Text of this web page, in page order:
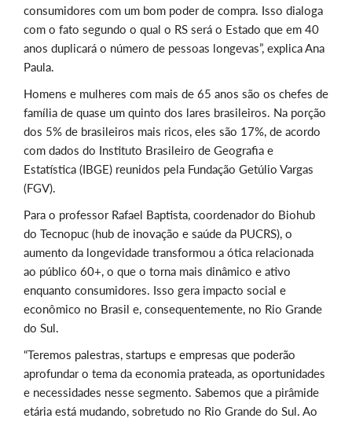
consumidores com um bom poder de compra. Isso dialoga
com o fato segundo o qual o RS será o Estado que em 40
anos duplicará o número de pessoas longevas”, explica Ana
Paula.
Homens e mulheres com mais de 65 anos são os chefes de
família de quase um quinto dos lares brasileiros. Na porção
dos 5% de brasileiros mais ricos, eles são 17%, de acordo
com dados do Instituto Brasileiro de Geografia e
Estatística (IBGE) reunidos pela Fundação Getúlio Vargas
(FGV).
Para o professor Rafael Baptista, coordenador do Biohub
do Tecnopuc (hub de inovação e saúde da PUCRS), o
aumento da longevidade transformou a ótica relacionada
ao público 60+, o que o torna mais dinâmico e ativo
enquanto consumidores. Isso gera impacto social e
econômico no Brasil e, consequentemente, no Rio Grande
do Sul.
“Teremos palestras, startups e empresas que poderão
aprofundar o tema da economia prateada, as oportunidades
e necessidades nesse segmento. Sabemos que a pirâmide
etária está mudando, sobretudo no Rio Grande do Sul. Ao